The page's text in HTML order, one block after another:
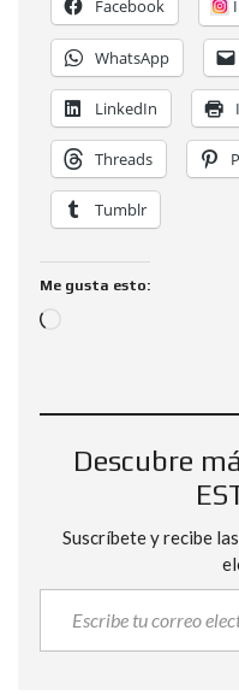
Facebook
WhatsApp
LinkedIn
Threads
Tumblr
Me gusta esto:
Descubre
Suscríbete y recibe